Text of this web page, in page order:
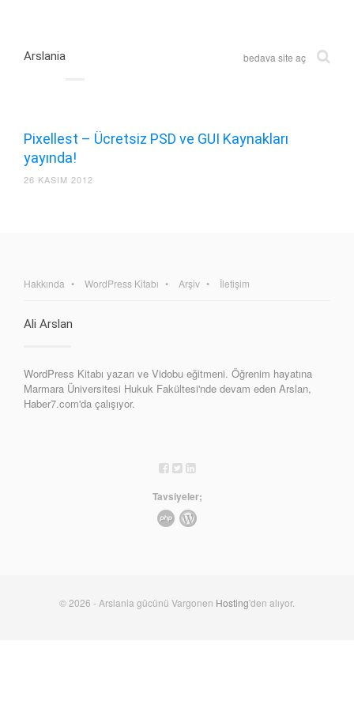
Arslania bedava site aç
Pixellest – Ücretsiz PSD ve GUI Kaynakları
yayında!
26 KASIM 2012
Hakkında WordPress Kitabı Arşiv İletişim
Ali Arslan
WordPress Kitabı yazarı ve Vidobu eğitmeni. Öğrenim hayatına
Marmara Üniversitesi Hukuk Fakültesi'nde devam eden Arslan,
Haber7.com'da çalışıyor.
Tavsiyeler;
© 2026 - Arslania gücünü Vargonen Hosting'den alıyor.